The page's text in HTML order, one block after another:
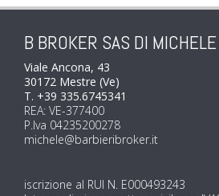
B BROKER SAS DI
Viale Ancona, 43
30172 Mestre (Ve)
T. +39 335.6745341
REA: VE-377400
P.Iva 04235200278
michele@barbieribroker.it
iscrizione al RUI N. E000493243